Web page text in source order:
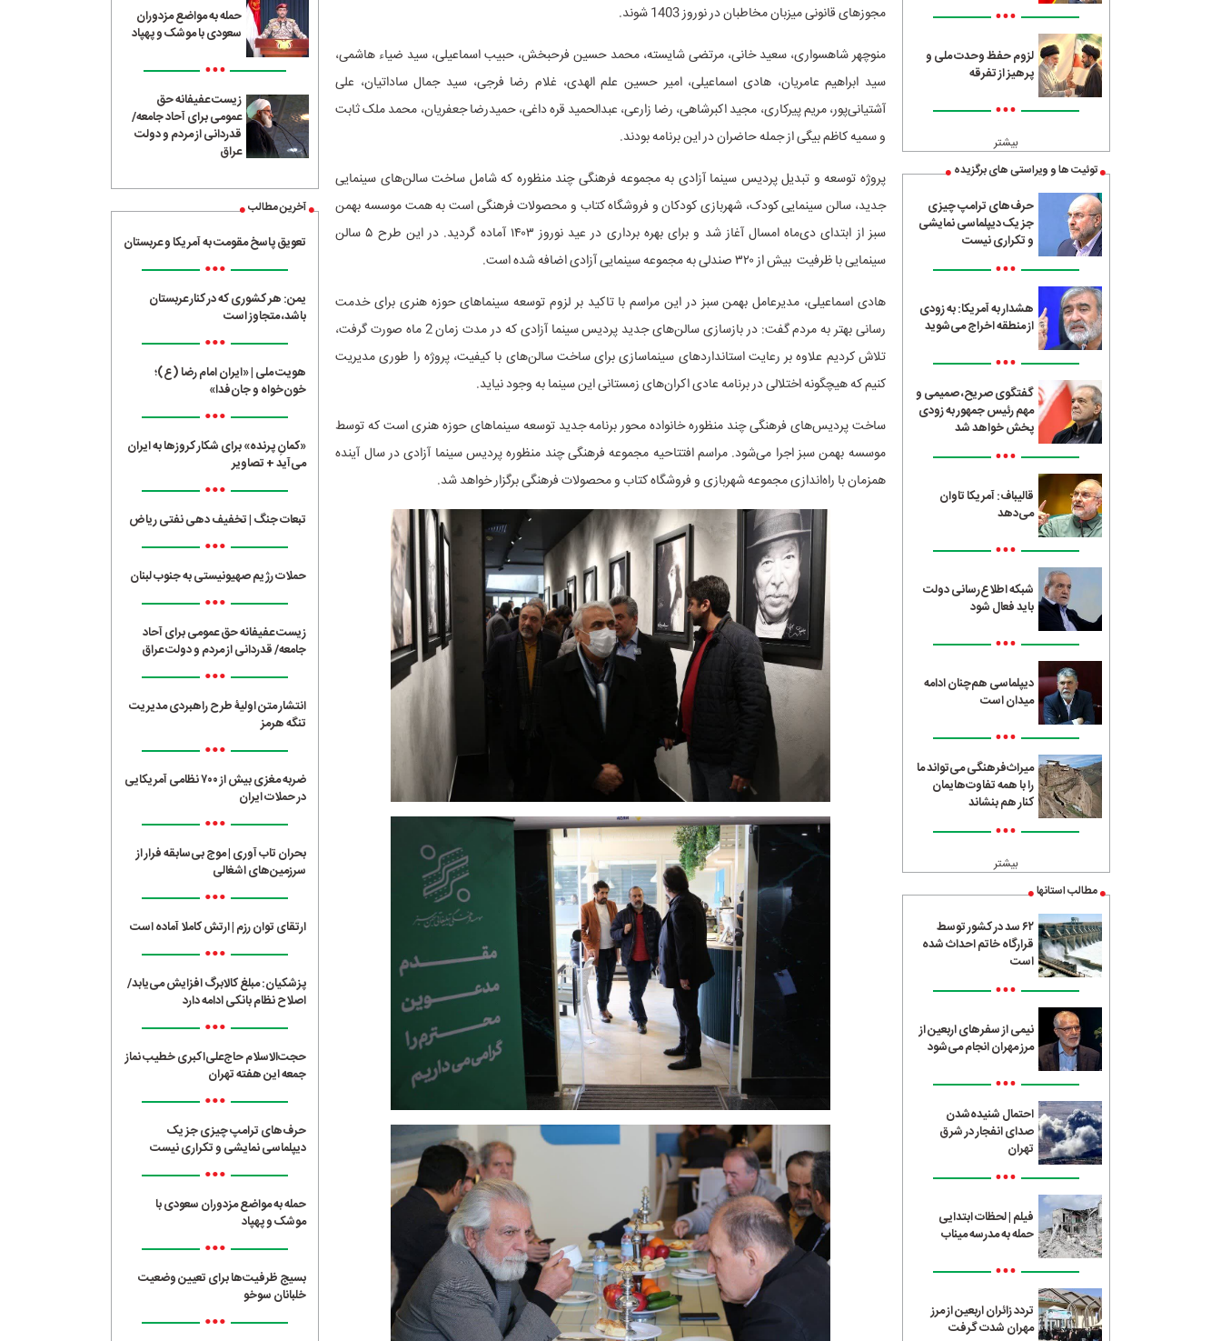
•••
لزوم حفظ وحدت ملی و
پرهیز از تفرقه
•••
بیشتر
توئیت ها و ویراستی های برگزیده
حرف‌های ترامپ چیزی
جز یک دیپلماسی نمایشی
و تکراری نیست
•••
هشدار به آمریکا: به زودی
از منطقه اخراج می‌شوید
•••
گفتگوی صریح، صمیمی و
مهم رئیس جمهور به زودی
پخش خواهد شد
•••
قالیباف: آمریکا تاوان
می‌دهد
•••
شبکه اطلاع‌رسانی دولت
باید فعال شود
•••
دیپلماسی هم‌چنان ادامه
میدان است
•••
میراث‌فرهنگی می‌تواند ما
را با همه تفاوت‌هایمان
کنار هم بنشاند
•••
بیشتر
مطالب استانها
۶۲ سد در کشور توسط
قرارگاه خاتم احداث شده
است
•••
نیمی از سفرهای اربعین از
مرز مهران انجام می‌شود
•••
احتمال شنیده‌شدن
صدای انفجار در شرق
تهران
•••
فیلم | لحظات ابتدایی
حمله به مدرسه میناب
•••
تردد زائران اربعین از مرز
مهران شدت گرفت
مجوزهای قانونی میزبان مخاطبان در نوروز 1403 شوند.
منوچهر شاهسواری، سعید خانی، مرتضی شایسته، محمد حسین فرحبخش، حبیب اسماعیلی، سید ضیاء هاشمی،
سید ابراهیم عامریان، هادی اسماعیلی، امیر حسین علم الهدی، غلام رضا فرجی، سید جمال ساداتیان، علی
آشتیانی‌پور، مریم پیرکاری، مجید اکبرشاهی، رضا زارعی، عبدالحمید قره داغی، حمیدرضا جعفریان، محمد ملک ثابت
و سمیه کاظم بیگی از جمله حاضران در این برنامه بودند.
پروژه توسعه و تبدیل پردیس سینما آزادی به مجموعه فرهنگی چند منظوره که شامل ساخت سالن‌‌های سینمایی
جدید، سالن سینمایی کودک، شهربازی کودکان و فروشگاه کتاب و محصولات فرهنگی است به همت موسسه بهمن
سبز از ابتدای دی‌ماه امسال آغاز شد و برای بهره برداری در عید نوروز ۱۴۰۳ آماده گردید. در این طرح ۵ سالن
سینمایی با ظرفیت بیش از ۳۲۰ صندلی به مجموعه سینمایی آزادی اضافه شده است.
هادی اسماعیلی، مدیرعامل بهمن سبز در این مراسم با تاکید بر لزوم توسعه سینماهای حوزه هنری برای خدمت
رسانی بهتر به مردم گفت: در بازسازی سالن‌های جدید پردیس سینما آزادی که در مدت زمان 2 ماه صورت گرفت،
تلاش کردیم علاوه بر رعایت استانداردهای سینماسازی برای ساخت سالن‌های با کیفیت، پروژه را طوری مدیریت
کنیم که هیچگونه اختلالی در برنامه عادی اکران‌های زمستانی این سینما به وجود نیاید.
ساخت پردیس‌های فرهنگی چند منظوره خانواده محور برنامه جدید توسعه سینماهای حوزه هنری است که توسط
موسسه بهمن سبز اجرا می‌شود. مراسم افتتاحیه مجموعه فرهنگی چند منظوره پردیس سینما آزادی در سال آینده
همزمان با راه‌اندازی مجموعه شهربازی و فروشگاه کتاب و محصولات فرهنگی برگزار خواهد شد.
حمله به مواضع مزدوران
سعودی با موشک و پهپاد
•••
زیست عفیفانه حق
عمومی برای آحاد جامعه/
قدردانی از مردم و دولت
عراق
آخرین مطالب
تعویق پاسخ مقومت به آمریکا و عربستان
•••
یمن: هر کشوری که در کنار عربستان
باشد، متجاوز است
•••
هویت ملی | «ایران امام رضا (ع)؛
خون‌خواه و جان‌فدا»
•••
«کمانِ پرنده» برای شکار کروزها به ایران
می‌آید + تصاویر
•••
تبعات جنگ | تخفیف دهی نفتی ریاض
•••
حملات رژیم صهیونیستی به جنوب لبنان
•••
زیست عفیفانه حق عمومی برای آحاد
جامعه/ قدردانی از مردم و دولت عراق
•••
انتشار متن اولیۀ طرح راهبردی مدیریت
تنگه هرمز
•••
ضربه مغزی بیش از ۷۰۰ نظامی آمریکایی
در حملات ایران
•••
بحران تاب آوری | موج بی‌سابقه فرار از
سرزمین‌های اشغالی
•••
ارتقای توان رزم | ارتش کاملا آماده است
•••
پزشکیان: مبلغ کالابرگ افزایش می‌یابد/
اصلاح نظام بانکی ادامه دارد
•••
حجت‌الاسلام حاج‌علی‌اکبری خطیب نماز
جمعه این هفته تهران
•••
حرف‌های ترامپ چیزی جز یک
دیپلماسی نمایشی و تکراری نیست
•••
حمله به مواضع مزدوران سعودی با
موشک و پهپاد
•••
بسیج ظرفیت‌ها برای تعیین وضعیت
خلبانان سوخو
•••